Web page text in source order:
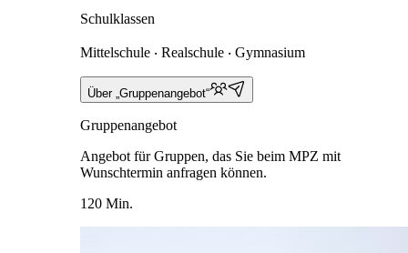
Schulklassen
Mittelschule ‧ Realschule ‧ Gymnasium
Über „Gruppenangebot“
Gruppenangebot
Angebot für Gruppen, das Sie beim MPZ mit
Wunschtermin anfragen können.
120 Min.